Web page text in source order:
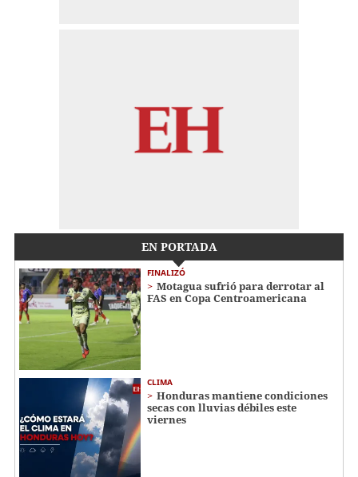
EN PORTADA
FINALIZÓ
Motagua sufrió para derrotar al
FAS en Copa Centroamericana
CLIMA
Honduras mantiene condiciones
secas con lluvias débiles este
viernes